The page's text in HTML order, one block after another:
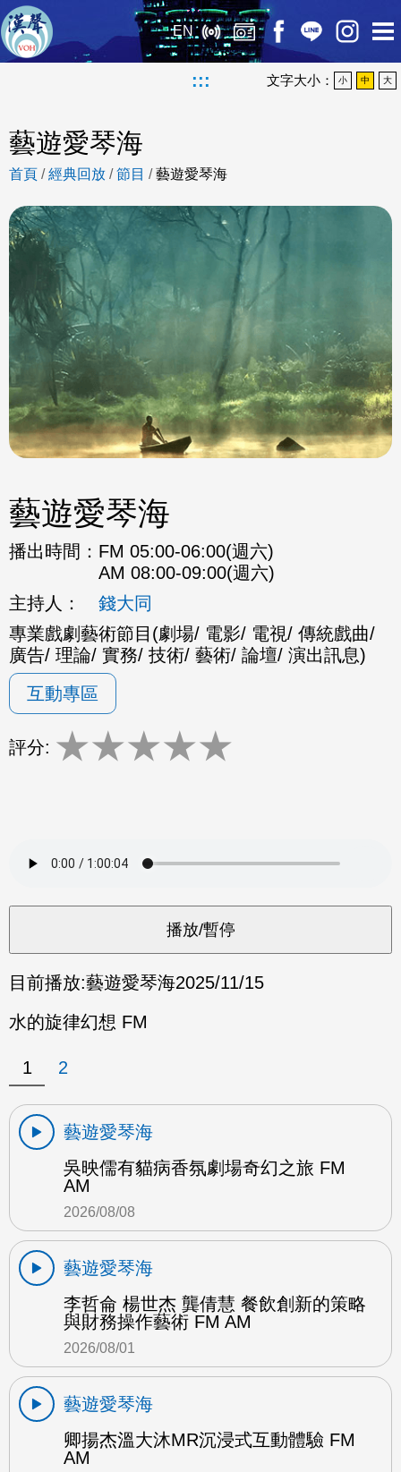
EN
::: 文字大小： 小 中 大
藝遊愛琴海
首頁 /經典回放 /節目 /藝遊愛琴海
藝遊愛琴海
播出時間： FM 05:00-06:00(週六)
AM 08:00-09:00(週六)
主持人：
錢大同
專業戲劇藝術節目(劇場/ 電影/ 電視/ 傳統戲曲/
廣告/ 理論/ 實務/ 技術/ 藝術/ 論壇/ 演出訊息)
互動專區
評分: ★★★★★
目前播放:藝遊愛琴海2025/11/15
水的旋律幻想 FM
1 2
藝遊愛琴海
吳映儒有貓病香氛劇場奇幻之旅 FM
AM
2026/08/08
藝遊愛琴海
李哲侖 楊世杰 龔倩慧 餐飲創新的策略
與財務操作藝術 FM AM
2026/08/01
藝遊愛琴海
卿揚杰溫大沐MR沉浸式互動體驗 FM
AM